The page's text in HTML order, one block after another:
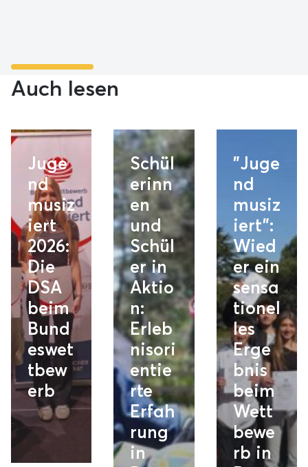
Auch lesen
Juge
nd
musiz
iert
2026:
Die
DSA
beim
Bund
eswet
tbew
erb
Schül
erinn
en
und
Schül
er in
Aktio
n:
Erleb
nisori
entie
rte
Erfah
rung
in
"Juge
nd
musiz
iert":
Wied
er ein
sensa
tionel
les
Erge
bnis
beim
Wett
bewe
rb in